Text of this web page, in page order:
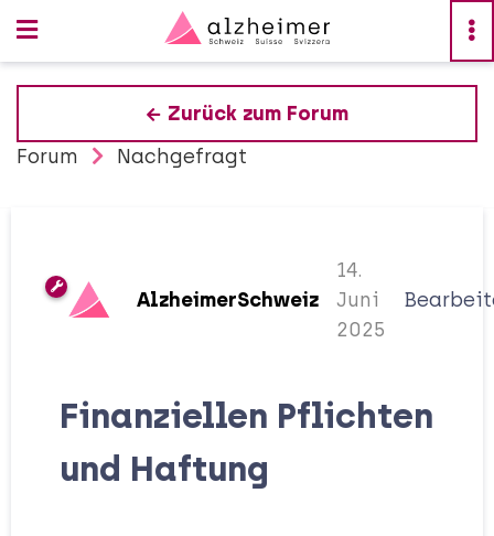
Zurück zum Forum
Forum
Nachgefragt
AlzheimerSchweiz
14.
Juni
2025
Finanziellen Pflichten
und Haftung